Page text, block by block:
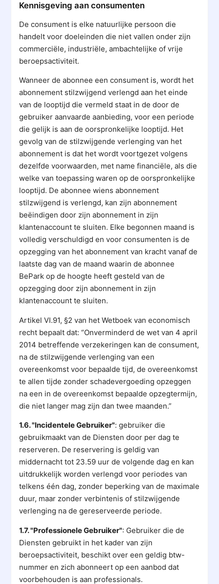
Kennisgeving aan consumenten
De consument is elke natuurlijke persoon die
handelt voor doeleinden die niet vallen onder zijn
commerciële, industriële, ambachtelijke of vrije
beroepsactiviteit.
Wanneer de abonnee een consument is, wordt het
abonnement stilzwijgend verlengd aan het einde
van de looptijd die vermeld staat in de door de
gebruiker aanvaarde aanbieding, voor een periode
die gelijk is aan de oorspronkelijke looptijd. Het
gevolg van de stilzwijgende verlenging van het
abonnement is dat het wordt voortgezet volgens
dezelfde voorwaarden, met name financiële, als die
welke van toepassing waren op de oorspronkelijke
looptijd. De abonnee wiens abonnement
stilzwijgend is verlengd, kan zijn abonnement
beëindigen door zijn abonnement in zijn
klantenaccount te sluiten. Elke begonnen maand is
volledig verschuldigd en voor consumenten is de
opzegging van het abonnement van kracht vanaf de
laatste dag van de maand waarin de abonnee
BePark op de hoogte heeft gesteld van de
opzegging door zijn abonnement in zijn
klantenaccount te sluiten.
Artikel VI.91, §2 van het Wetboek van economisch
recht bepaalt dat: “Onverminderd de wet van 4 april
2014 betreffende verzekeringen kan de consument,
na de stilzwijgende verlenging van een
overeenkomst voor bepaalde tijd, de overeenkomst
te allen tijde zonder schadevergoeding opzeggen
na een in de overeenkomst bepaalde opzegtermijn,
die niet langer mag zijn dan twee maanden.”
1.6. "Incidentele Gebruiker": gebruiker die
gebruikmaakt van de Diensten door per dag te
reserveren. De reservering is geldig van
middernacht tot 23.59 uur de volgende dag en kan
uitdrukkelijk worden verlengd voor periodes van
telkens één dag, zonder beperking van de maximale
duur, maar zonder verbintenis of stilzwijgende
verlenging na de gereserveerde periode.
1.7. "Professionele Gebruiker": Gebruiker die de
Diensten gebruikt in het kader van zijn
beroepsactiviteit, beschikt over een geldig btw-
nummer en zich abonneert op een aanbod dat
voorbehouden is aan professionals.